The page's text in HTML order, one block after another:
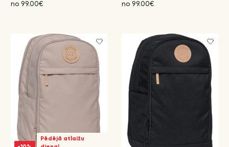
no 99.00€ no 99.00€
Pēdējā atlaižu